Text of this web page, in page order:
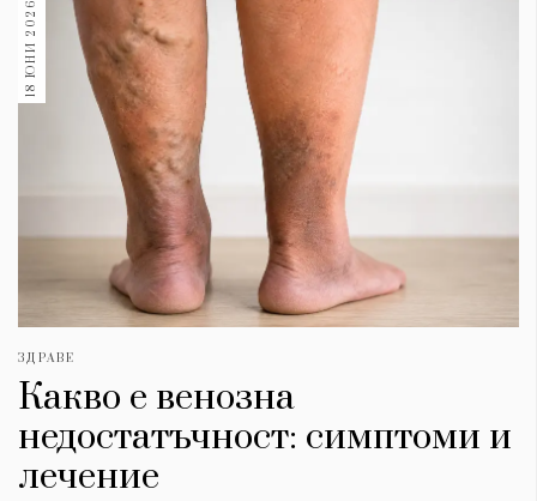
30+ 1970
Гурме
Пътувай
Здраве 389
Gentlemen
382
Wellness
1817
18 ЮНИ 2026
ЗДРАВЕ
Какво е венозна
недостатъчност: симптоми и
лечение